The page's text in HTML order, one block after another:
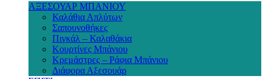
ΑΞΕΣΟΥΑΡ ΜΠΑΝΙΟΥ
Καλάθια Απλύτων
Σαπουνοθήκες
Πιγκάλ – Καλαθάκια
Κουρτίνες Μπάνιου
Κρεμάστρες – Ράφια Μπάνιου
Διάφορα Αξεσουάρ